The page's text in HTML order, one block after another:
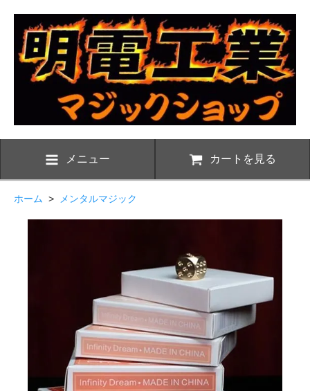
メニュー カートを見る
ホーム > メンタルマジック